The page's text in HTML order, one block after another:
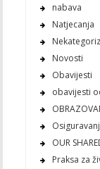
nabava
Natjecanja
Novosti
Obavijesti
obavijesti
OUR
Praksa za